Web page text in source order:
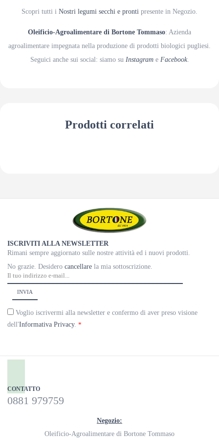
Scopri tutti i Nostri legumi secchi e pronti presente in Negozio.
Oleificio-Agroalimentare di Bortone Tommaso: Azienda
agroalimentare impegnata nella produzione di prodotti biologici pugliesi.
Seguici anche sui social: siamo su Instagrame Facebook.
Prodotti correlati
ISCRIVITI ALLA NEWSLETTER
Rimani sempre aggiornato sulle nostre attività ed i nuovi prodotti.
No grazie. Desidero cancellare la mia sottoscrizione.
Voglio iscrivermi alla newsletter e confermo di aver preso visione
dell'Informativa Privacy. *
CONTATTO
0881 979759
Negozio:
Oleificio-Agroalimentare di Bortone Tommaso